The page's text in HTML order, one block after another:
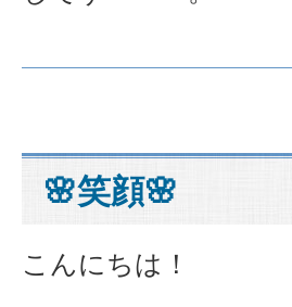
🌸笑顔🌸
こんにちは！